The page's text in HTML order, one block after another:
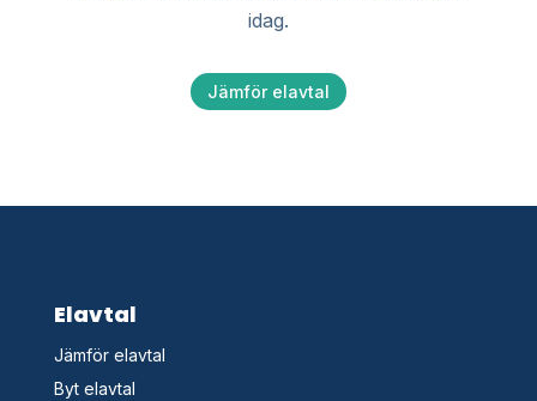
idag.
Jämför elavtal
Elavtal
Jämför elavtal
Byt elavtal